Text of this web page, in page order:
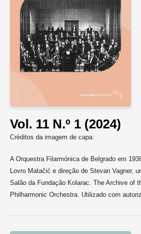
Vol. 11 N.º 1 (2024)
Créditos da imagem de capa:
A Orquestra Filarmónica de Belgrado em
Lovro Matačić e direção de Stevan Vagner,
Salão da Fundação Kolarac. The Archive of
Philharmonic Orchestra. Utilizado com